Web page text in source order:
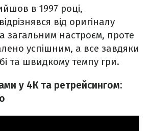
в 1997 році,
від оригіналу
загальним настроєм, проте
успішним, а все завдяки
та швидкому темпу гри.
у 4К та ретрейсингом: